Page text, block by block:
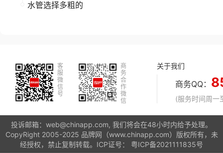
水管选择多粗的
客
服
微
信
号
商
务
合
作
微
信
关于我们
商务QQ：
(服务时间周
投诉邮箱：web@chinapp.com, 我们将会在48小时内给予处理。
CopyRight 2005-2025 品牌网（www.chinapp.com）版权所有，未
经授权，禁止复制转载。ICP证号： 粤ICP备2021111835号